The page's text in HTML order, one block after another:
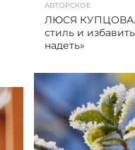
АВТОРСКОЕ
ЛЮСЯ КУПЦОВА.
стиль и
надеть»